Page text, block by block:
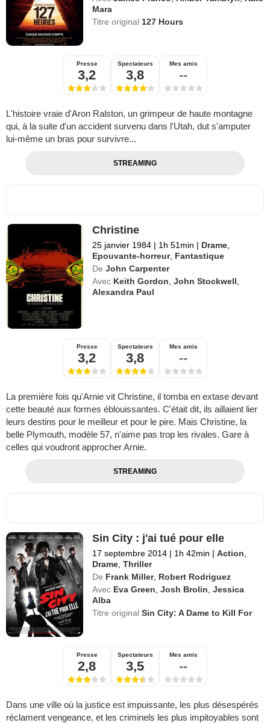
Mara
Titre original127 Hours
Presse
3,2
Spectateurs
3,8
Mes amis
--
L'histoire vraie d'Aron Ralston, un grimpeur de haute montagne
qui, à la suite d'un accident survenu dans l'Utah, dut s'amputer
lui-même un bras pour survivre...
STREAMING
Christine
25 janvier 1984 | 1h 51min | Drame,
Epouvante-horreur, Fantastique
De John Carpenter
Avec Keith Gordon,John Stockwell,
Alexandra Paul
Presse
3,2
Spectateurs
3,8
Mes amis
--
La première fois qu'Arnie vit Christine, il tomba en extase devant
cette beauté aux formes éblouissantes. C'était dit, ils aillaient lier
leurs destins pour le meilleur et pour le pire. Mais Christine, la
belle Plymouth, modèle 57, n'aime pas trop les rivales. Gare à
celles qui voudront approcher Arnie.
STREAMING
Sin City : j'ai tué pour elle
17 septembre 2014 | 1h 42min | Action,
Drame,Thriller
De Frank Miller, Robert Rodriguez
Avec Eva Green,Josh Brolin,Jessica
Alba
Titre originalSin City: A Dame to Kill For
Presse
2,8
Spectateurs
3,5
Mes amis
--
Dans une ville où la justice est impuissante, les plus désespérés
réclament vengeance, et les criminels les plus impitoyables sont